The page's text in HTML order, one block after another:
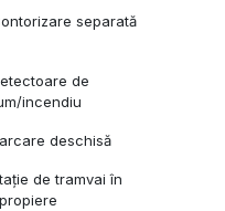
separată
de
incendiu
deschisă
de tramvai în